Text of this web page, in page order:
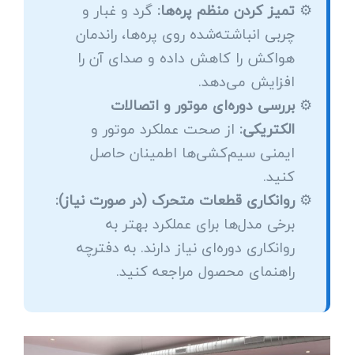
تمیز کردن منظم پره‌ها: گرد و غبار و
چربی انباشته‌شده روی پره‌ها، راندمان
هواکش را کاهش داده و صدای آن را
افزایش می‌دهد.
بررسی دوره‌ای موتور و اتصالات
الکتریکی: از صحت عملکرد موتور و
ایمنی سیم‌کشی‌ها اطمینان حاصل
کنید.
روانکاری قطعات متحرک (در صورت نیاز):
برخی مدل‌ها برای عملکرد بهتر به
روانکاری دوره‌ای نیاز دارند. به دفترچه
راهنمای محصول مراجعه کنید.